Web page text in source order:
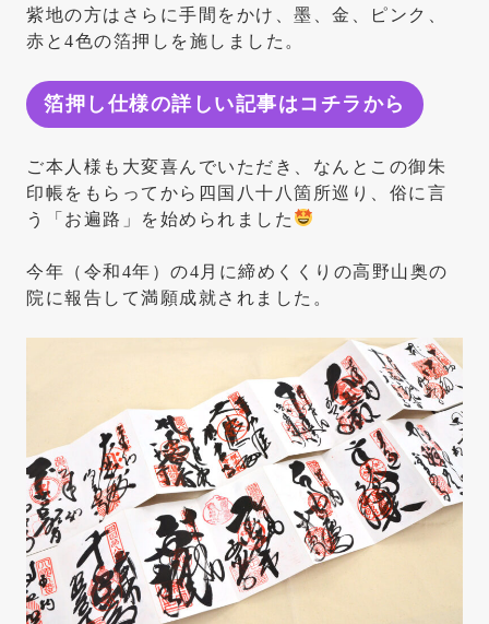
紫地の方はさらに手間をかけ、墨、金、ピンク、
赤と4色の箔押しを施しました。
箔押し仕様の詳しい記事はコチラから
ご本人様も大変喜んでいただき、なんとこの御朱
印帳をもらってから四国八十八箇所巡り、俗に言
う「お遍路」を始められました
今年（令和4年）の4月に締めくくりの高野山奥の
院に報告して満願成就されました。